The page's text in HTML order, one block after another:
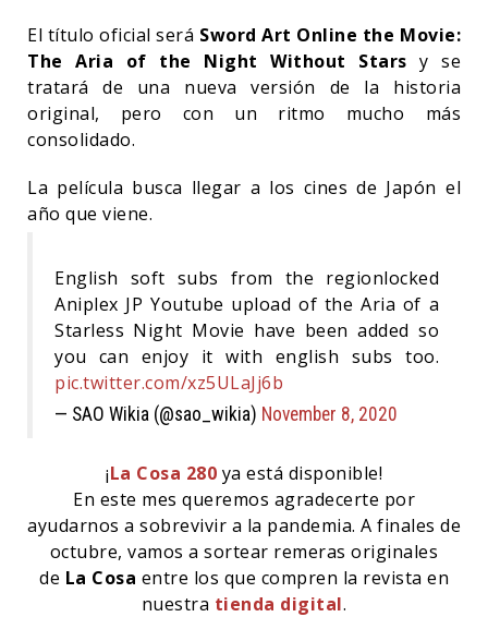
El título oficial será Sword Art Online the Movie:
The Aria of the Night Without Stars y se
tratará de una nueva versión de la historia
original, pero con un ritmo mucho más
consolidado.
La película busca llegar a los cines de Japón el
año que viene.
English soft subs from the regionlocked
Aniplex JP Youtube upload of the Aria of a
Starless Night Movie have been added so
you can enjoy it with english subs too.
pic.twitter.com/xz5ULaJj6b
— SAO Wikia (@sao_wikia) November 8, 2020
¡La Cosa 280 ya está disponible!
En este mes queremos agradecerte por
ayudarnos a sobrevivir a la pandemia. A finales de
octubre, vamos a sortear remeras originales
de La Cosa entre los que compren la revista en
nuestra tienda digital.